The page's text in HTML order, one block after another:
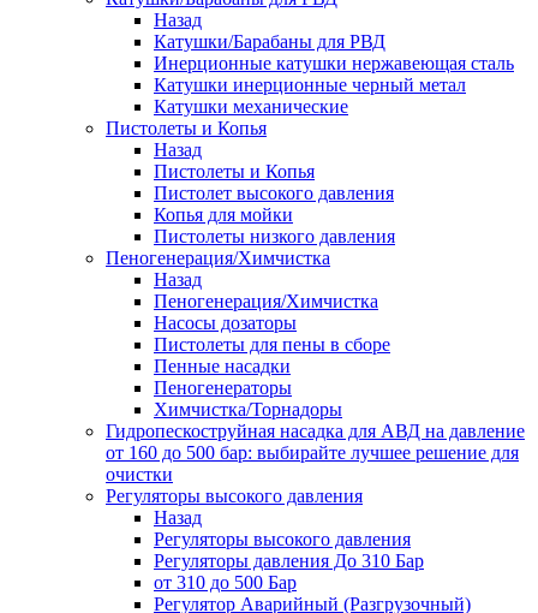
Назад
Катушки/Барабаны для РВД
Инерционные катушки нержавеющая сталь
Катушки инерционные черный метал
Катушки механические
Пистолеты и Копья
Назад
Пистолеты и Копья
Пистолет высокого давления
Копья для мойки
Пистолеты низкого давления
Пеногенерация/Химчистка
Назад
Пеногенерация/Химчистка
Насосы дозаторы
Пистолеты для пены в сборе
Пенные насадки
Пеногенераторы
Химчистка/Торнадоры
Гидропескоструйная насадка для АВД на давление
от 160 до 500 бар: выбирайте лучшее решение для
очистки
Регуляторы высокого давления
Назад
Регуляторы высокого давления
Регуляторы давления До 310 Бар
от 310 до 500 Бар
Регулятор Аварийный (Разгрузочный)